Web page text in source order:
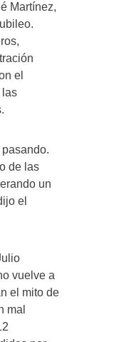
Martínez,
el
las
de las
un
el
vuelve a
el mito de
mal